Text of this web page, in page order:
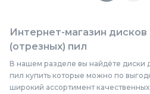
Интернет-магазин
(отрезных) пил
В нашем разделе вы найдёте диски
пил купить которые можно по
широкий ассортимент